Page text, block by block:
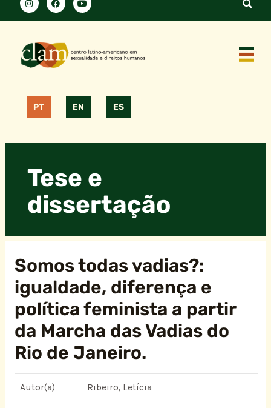
PT EN ES
Tese e
dissertação
Somos todas vadias?:
igualdade, diferença e
política feminista a partir
da Marcha das Vadias do
Rio de Janeiro.
Autor(a) Ribeiro, Letícia